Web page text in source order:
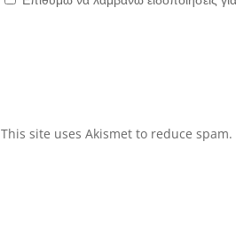
This site uses Akismet to reduce spam.